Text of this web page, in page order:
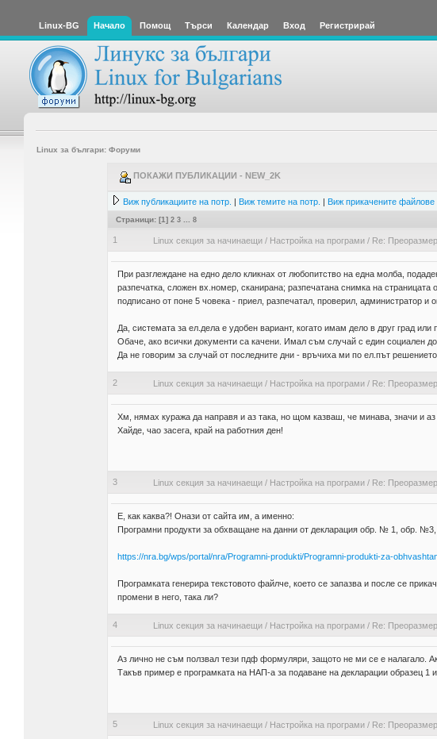
Linux-BG Начало Помощ Търси Календар Вход Регистрирай
Linux за българи: Форуми
ПОКАЖИ ПУБЛИКАЦИИ - NEW_2K
Виж публикациите на потр. | Виж темите на потр. | Виж прикачените файлове
Страници: [1] 2 3 8
1 Linux секция за начинаещи / Настройка на програми / Re:
При разглеждане на едно дело кликнах от любопитство на една молба,
разпечатка, сложен вх.номер, сканирана; разпечатана снимка на
подписано от поне 5 човека - приел, разпечатал, проверил, администратор и
Да, системата за ел.дела е удобен вариант, когато имам дело в друг град
Обаче, ако всички документи са качени. Имал съм случай с един социален
Да не говорим за случай от последните дни - връчиха ми по ел.път
2 Linux секция за начинаещи / Настройка на програми / Re:
Хм, нямах куража да направя и аз така, но щом казваш, че минава, значи и
Хайде, чао засега, край на работния ден!
3 Linux секция за начинаещи / Настройка на програми / Re:
Е, как каква?! Онази от сайта им, а именно:
Програмни продукти за обхващане на данни от декларация обр. № 1, обр.
https://nra.bg/wps/portal/nra/Programni-produkti/Programni-produkti-za-
Програмката генерира текстовото файлче, което се запазва и после се
промени в него, така ли?
4 Linux секция за начинаещи / Настройка на програми / Re:
Аз лично не съм ползвал тези пдф формуляри, защото не ми се е налагало.
Такъв пример е програмката на НАП-а за подаване на декларации образец 1
5 Linux секция за начинаещи / Настройка на програми / Re: